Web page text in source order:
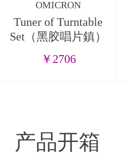
OMICRON
Tuner of Turntable
Set（黑胶唱片鎮）
￥2706
产品开箱